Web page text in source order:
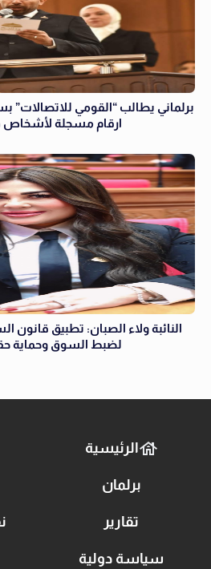
برلماني يطالب “القومي للاتصالات”
ارقام مسجلة لأشخاص
النائبة ولاء الصبان: تطبيق قانون
لضبط السوق وحماية
الرئيسية
برلمان
تقارير
سياسة دولية